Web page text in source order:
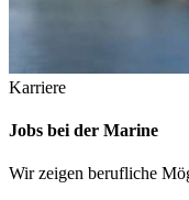
Karriere
Jobs bei der Marine
Wir zeigen berufliche